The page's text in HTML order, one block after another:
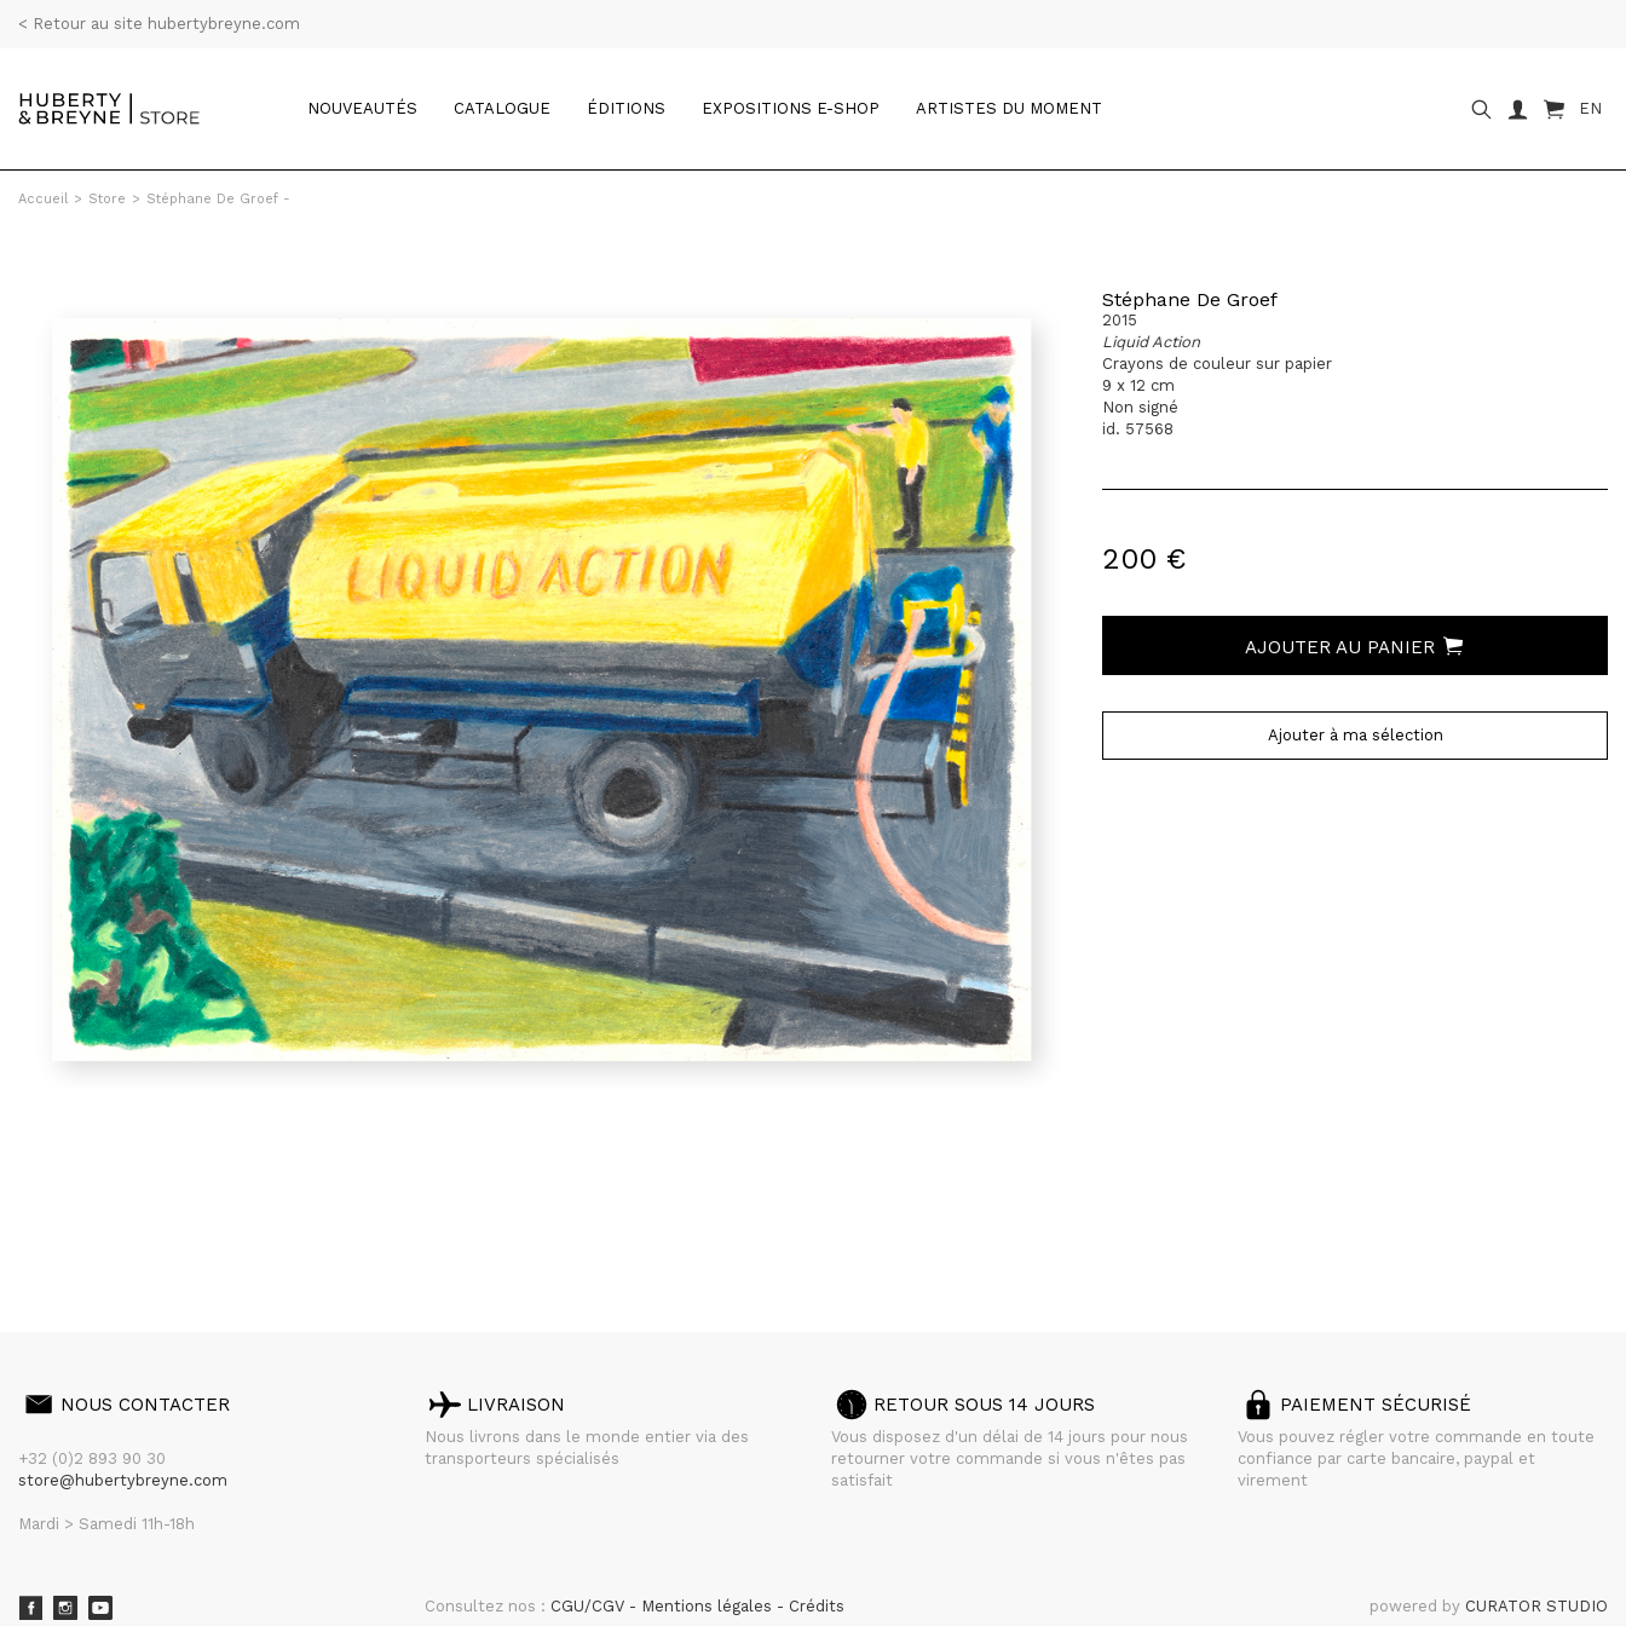
< Retour au site hubertybreyne.com
NOUVEAUTÉS CATALOGUE ÉDITIONS EXPOSITIONS E-SHOP ARTISTES DU MOMENT EN
Accueil > Store > Stéphane De Groef -
Stéphane De Groef
2015
Liquid Action
Crayons de couleur sur papier
9 x 12 cm
Non signé
id. 57568
200 €
AJOUTER AU PANIER
Ajouter à ma sélection
NOUS CONTACTER
+32 (0)2 893 90 30
store@hubertybreyne.com
Mardi > Samedi 11h-18h
LIVRAISON
Nous livrons dans le monde entier via des
transporteurs spécialisés
RETOUR SOUS 14 JOURS
Vous disposez d'un délai de 14 jours pour nous
retourner votre commande si vous n'êtes pas
satisfait
PAIEMENT SÉCURISÉ
Vous pouvez régler votre commande en toute
confiance par carte bancaire, paypal et
virement
Consultez nos : CGU/CGV Mentions légales Crédits powered by CURATOR STUDIO